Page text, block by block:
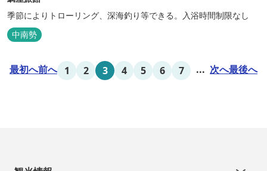
季節によりトローリング、深海釣り等できる。入浴時間制限なし
中南勢
最初へ前へ 1 2 3 4 5 6 7 ... 次へ最後へ